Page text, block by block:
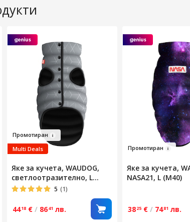
Промотиран
Multi Deals
Яке за кучета, WAUDOG,
светлоотразително, L
(M40)
5 (1)
4418 € / 8641 лв.
Промотиран
Яке за кучета,
NASA21, L (M40)
3825 € / 7481 лв.